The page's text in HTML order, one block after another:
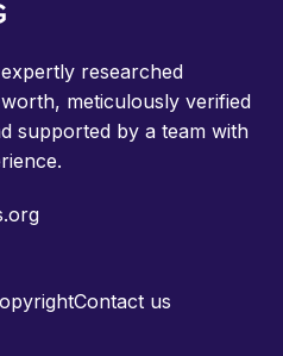
researched
meticulously verified
supported by a team with
Contact us